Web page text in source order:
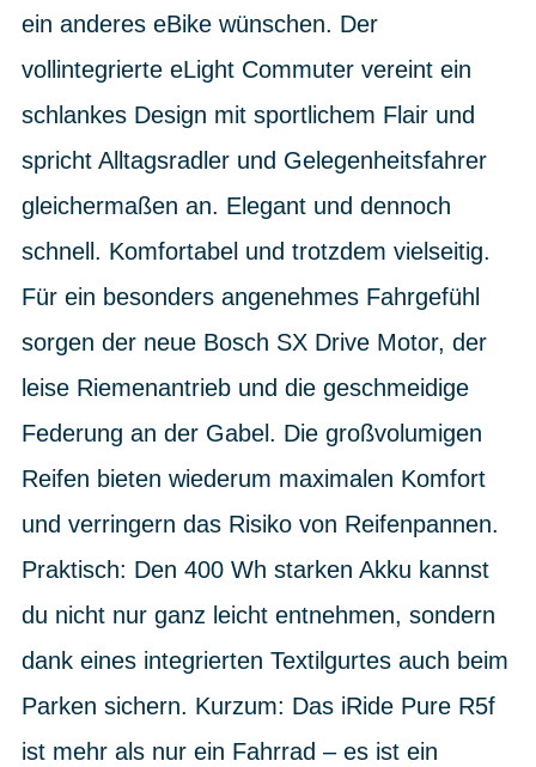
ein anderes eBike wünschen. Der
vollintegrierte eLight Commuter vereint ein
schlankes Design mit sportlichem Flair und
spricht Alltagsradler und Gelegenheitsfahrer
gleichermaßen an. Elegant und dennoch
schnell. Komfortabel und trotzdem vielseitig.
Für ein besonders angenehmes Fahrgefühl
sorgen der neue Bosch SX Drive Motor, der
leise Riemenantrieb und die geschmeidige
Federung an der Gabel. Die großvolumigen
Reifen bieten wiederum maximalen Komfort
und verringern das Risiko von Reifenpannen.
Praktisch: Den 400 Wh starken Akku kannst
du nicht nur ganz leicht entnehmen, sondern
dank eines integrierten Textilgurtes auch beim
Parken sichern. Kurzum: Das iRide Pure R5f
ist mehr als nur ein Fahrrad – es ist ein